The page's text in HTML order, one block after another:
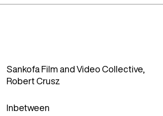
Sankofa Film and Video Collective,
Robert Crusz
Inbetween